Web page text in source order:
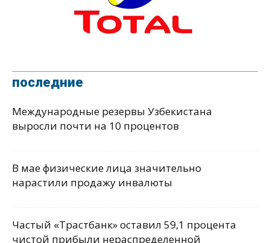
последние
Международные резервы Узбекистана
выросли почти на 10 процентов
В мае физические лица значительно
нарастили продажу инвалюты
Частый «Трастбанк» оставил 59,1 процента
чистой прибыли нераспределенной